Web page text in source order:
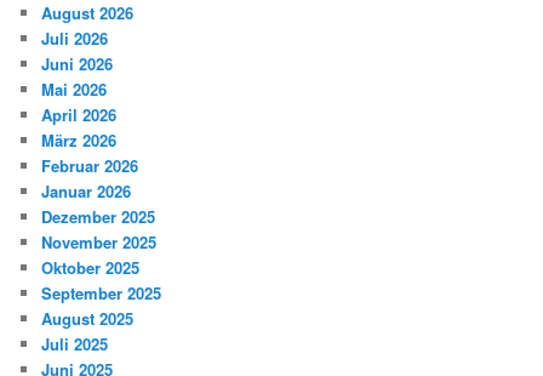
August 2026
Juli 2026
Juni 2026
Mai 2026
April 2026
März 2026
Februar 2026
Januar 2026
Dezember 2025
November 2025
Oktober 2025
September 2025
August 2025
Juli 2025
Juni 2025